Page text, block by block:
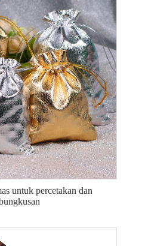
untuk percetakan dan